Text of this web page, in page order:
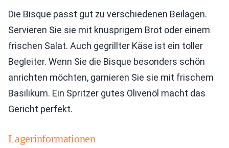
Die Bisque passt gut zu verschiedenen Beilagen.
Servieren Sie sie mit knusprigem Brot oder einem
frischen Salat. Auch gegrillter Käse ist ein toller
Begleiter. Wenn Sie die Bisque besonders schön
anrichten möchten, garnieren Sie sie mit frischem
Basilikum. Ein Spritzer gutes Olivenöl macht das
Gericht perfekt.
Lagerinformationen